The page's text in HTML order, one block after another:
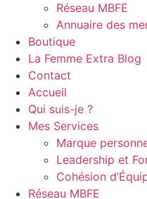
Réseau MBFE
Annuaire des
Boutique
La Femme Extra Blog
Contact
Accueil
Qui suis-je ?
Mes Services
Marque
Leadership et
Cohésion
Réseau MBFE